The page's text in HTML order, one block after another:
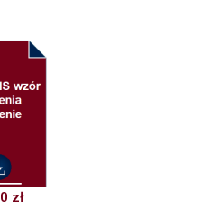
zł